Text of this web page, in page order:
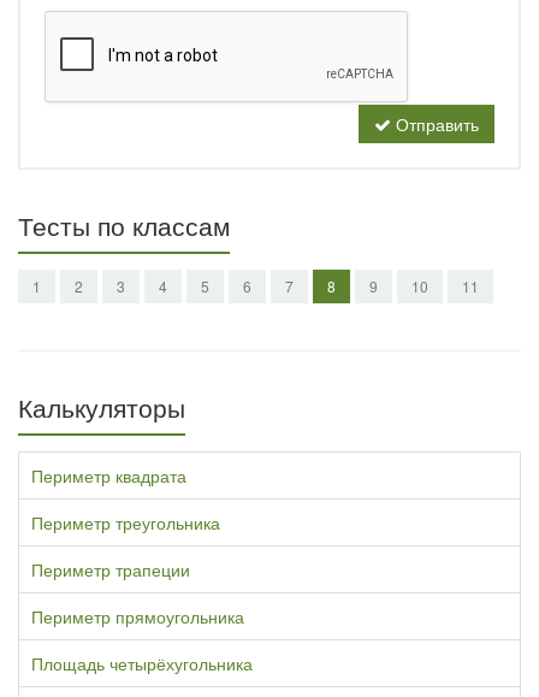
Отправить
Тесты по классам
1 2 3 4 5 6 7 8 9 10 11
Калькуляторы
Периметр квадрата
Периметр треугольника
Периметр трапеции
Периметр прямоугольника
Площадь четырёхугольника